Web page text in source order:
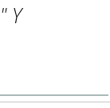
" Y